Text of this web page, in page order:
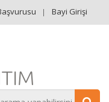
Bayi Girişi